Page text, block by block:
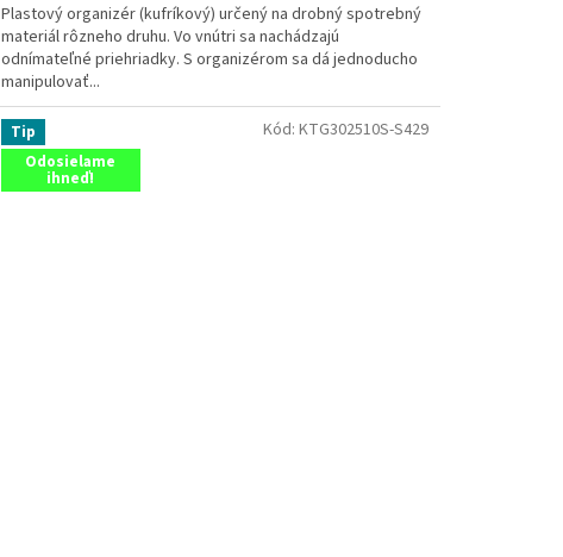
Plastový organizér (kufríkový) určený na drobný spotrebný
materiál rôzneho druhu. Vo vnútri sa nachádzajú
odnímateľné priehriadky. S organizérom sa dá jednoducho
manipulovať...
Tip
Odosielame
ihneď!
Kód: KTG302510S-S429